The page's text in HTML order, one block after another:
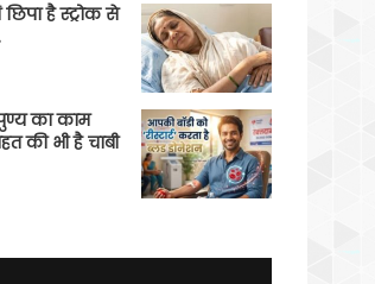
है स्ट्रोक से
का काम
की भी है चाबी